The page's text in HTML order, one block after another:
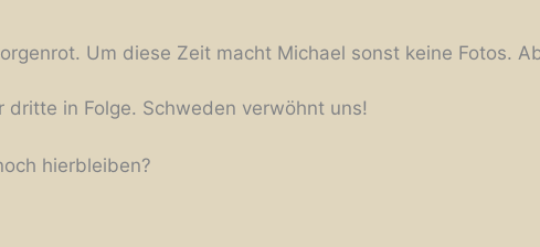
Um diese Zeit macht Michael sonst keine Fotos.
in Folge. Schweden verwöhnt uns!
hierbleiben?